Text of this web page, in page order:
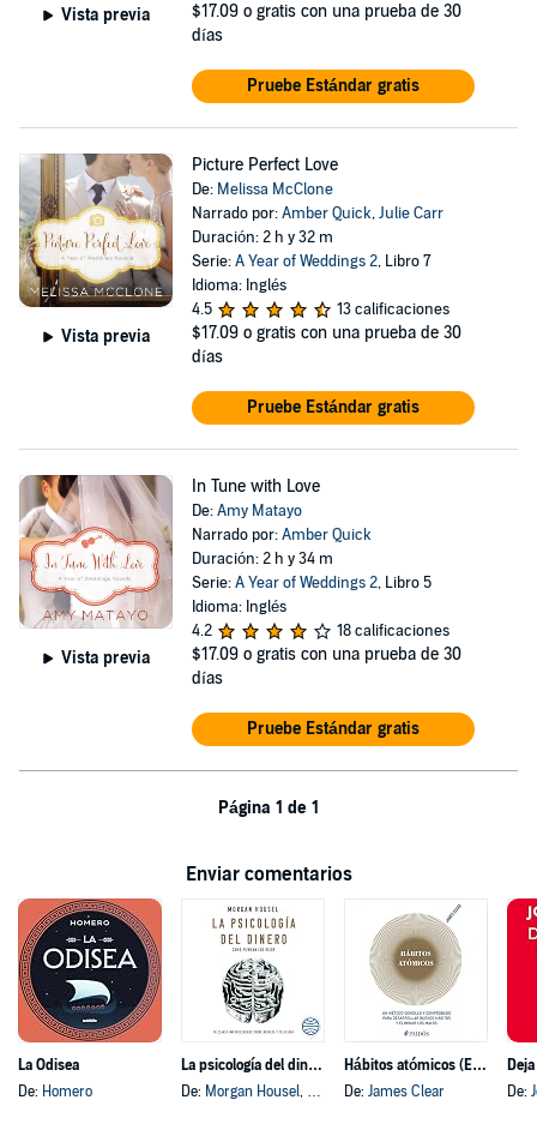
Vista previa $17.09 o gratis con una prueba de 30
días
Pruebe Estándar gratis
Vista previa
Picture Perfect Love
De: Melissa McClone
Narrado por:Amber Quick,Julie Carr
Duración: 2 h y 32 m
Serie:A Year of Weddings 2, Libro 7
Idioma: Inglés
4.5
13 calificaciones
$17.09 o gratis con una prueba de 30
días
Pruebe Estándar gratis
Vista previa
In Tune with Love
De:Amy Matayo
Narrado por:Amber Quick
Duración: 2 h y 34 m
Serie:A Year of Weddings 2, Libro 5
Idioma: Inglés
4.2
18 calificaciones
$17.09 o gratis con una prueba de 30
días
Pruebe Estándar gratis
Página 1 de 1
Enviar comentarios
La Odisea
De: Homero
La psicología del dinero
De: Morgan Housel, y otros
Hábitos atómicos (Español neutro)
De: James Clear
De: